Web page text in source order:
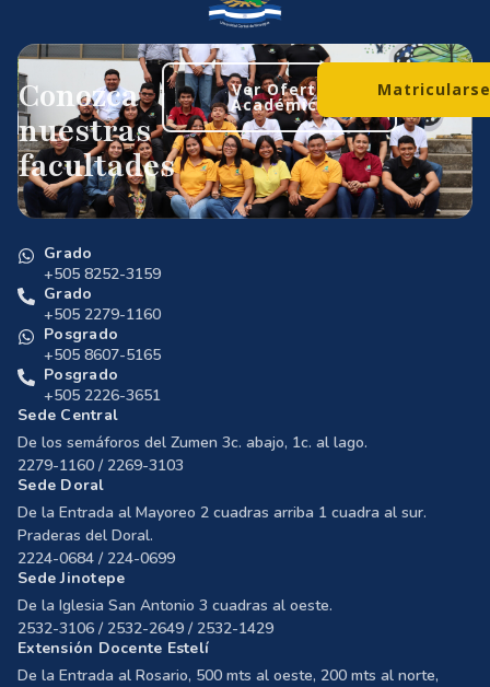
Conozca
nuestras
facultades
Ver Oferta
Académica
Grado
+505 8252-3159
Grado
+505 2279-1160
Posgrado
+505 8607-5165
Posgrado
+505 2226-3651
Sede Central
De los semáforos del Zumen 3c. abajo, 1c. al lago.
2279-1160 / 2269-3103
Sede Doral
De la Entrada al Mayoreo 2 cuadras arriba 1 cuadra al sur.
Praderas del Doral.
2224-0684 / 224-0699
Sede Jinotepe
De la Iglesia San Antonio 3 cuadras al oeste.
2532-3106 / 2532-2649 / 2532-1429
Extensión Docente Estelí
De la Entrada al Rosario, 500 mts al oeste, 200 mts al norte,